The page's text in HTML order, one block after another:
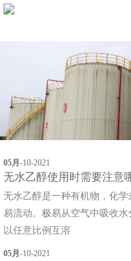
05月 -10-2021
无水乙醇使用时需要注意
无水乙醇是一种有机物，化学
易流动。极易从空气中吸收
以任意比例互溶
05月 -10-2021